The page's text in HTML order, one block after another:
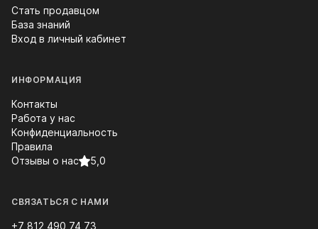
Стать продавцом
База знаний
Вход в личный кабинет
ИНФОРМАЦИЯ
Контакты
Работа у нас
Конфиденциальность
Правила
Отзывы о нас
5,0
СВЯЗАТЬСЯ С НАМИ
+7 812 490 74 73